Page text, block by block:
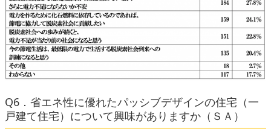
Q6．省エネ性に優れたパッシブデザインの住宅（一
戸建て住宅）について興味がありますか（ＳＡ）